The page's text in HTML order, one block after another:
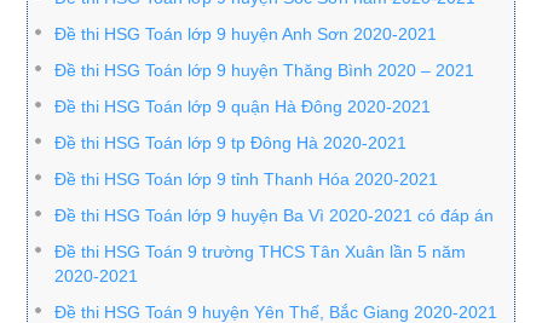
Đề thi HSG Toán lớp 9 huyện Anh Sơn 2020-2021
Đề thi HSG Toán lớp 9 huyện Thăng Bình 2020 – 2021
Đề thi HSG Toán lớp 9 quận Hà Đông 2020-2021
Đề thi HSG Toán lớp 9 tp Đông Hà 2020-2021
Đề thi HSG Toán lớp 9 tỉnh Thanh Hóa 2020-2021
Đề thi HSG Toán lớp 9 huyện Ba Vì 2020-2021 có đáp án
Đề thi HSG Toán 9 trường THCS Tân Xuân lần 5 năm
2020-2021
Đề thi HSG Toán 9 huyện Yên Thế, Bắc Giang 2020-2021